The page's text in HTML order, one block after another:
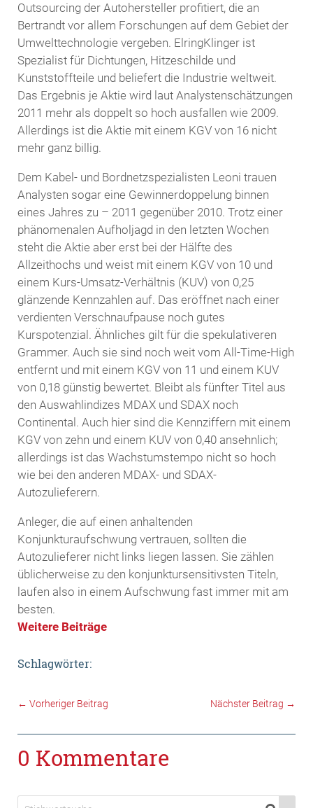
Outsourcing der Autohersteller profitiert, die an
Bertrandt vor allem Forschungen auf dem Gebiet der
Umwelttechnologie vergeben. ElringKlinger ist
Spezialist für Dichtungen, Hitzeschilde und
Kunststoffteile und beliefert die Industrie weltweit.
Das Ergebnis je Aktie wird laut Analystenschätzungen
2011 mehr als doppelt so hoch ausfallen wie 2009.
Allerdings ist die Aktie mit einem KGV von 16 nicht
mehr ganz billig.
Dem Kabel- und Bordnetzspezialisten Leoni trauen
Analysten sogar eine Gewinnerdoppelung binnen
eines Jahres zu – 2011 gegenüber 2010. Trotz einer
phänomenalen Aufholjagd in den letzten Wochen
steht die Aktie aber erst bei der Hälfte des
Allzeithochs und weist mit einem KGV von 10 und
einem Kurs-Umsatz-Verhältnis (KUV) von 0,25
glänzende Kennzahlen auf. Das eröffnet nach einer
verdienten Verschnaufpause noch gutes
Kurspotenzial. Ähnliches gilt für die spekulativeren
Grammer. Auch sie sind noch weit vom All-Time-High
entfernt und mit einem KGV von 11 und einem KUV
von 0,18 günstig bewertet. Bleibt als fünfter Titel aus
den Auswahlindizes MDAX und SDAX noch
Continental. Auch hier sind die Kennziffern mit einem
KGV von zehn und einem KUV von 0,40 ansehnlich;
allerdings ist das Wachstumstempo nicht so hoch
wie bei den anderen MDAX- und SDAX-
Autozulieferern.
Anleger, die auf einen anhaltenden
Konjunkturaufschwung vertrauen, sollten die
Autozulieferer nicht links liegen lassen. Sie zählen
üblicherweise zu den konjunktursensitivsten Titeln,
laufen also in einem Aufschwung fast immer mit am
besten.
Weitere Beiträge
Schlagwörter:
← Vorheriger Beitrag Nächster Beitrag →
0 Kommentare